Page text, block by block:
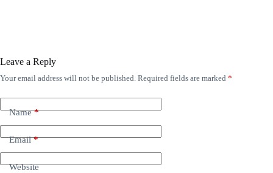
Leave a Reply
Your email address will not be published. Required fields are marked *
Name*
Email*
Website